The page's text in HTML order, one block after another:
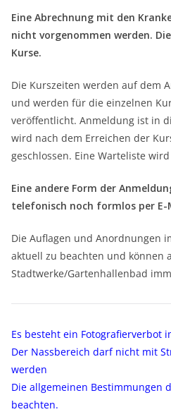
Eine Abrechnung mit den
nicht vorgenommen werden.
Kurse.
Die Kurszeiten werden auf dem
und werden für die einzelnen
veröffentlicht. Anmeldung ist in
wird nach dem Erreichen der
geschlossen. Eine Warteliste
Eine andere Form der
telefonisch noch formlos per E-
Die Auflagen und Anordnungen
aktuell zu beachten und können
Stadtwerke/Gartenhallenbad
Es besteht ein Fotografierverbot
Der Nassbereich darf nicht mit
werden
Die allgemeinen Bestimmungen
beachten.